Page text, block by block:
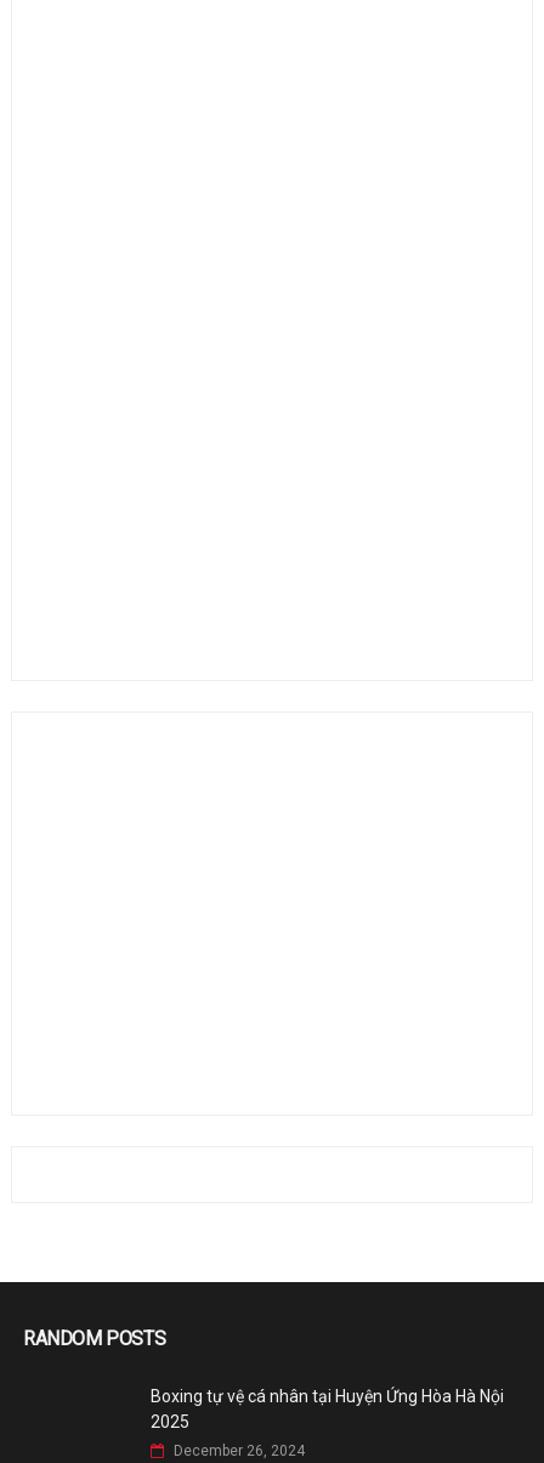
RANDOM POSTS
Boxing tự vệ cá nhân tại Huyện Ứng Hòa Hà Nội
2025
December 26, 2024